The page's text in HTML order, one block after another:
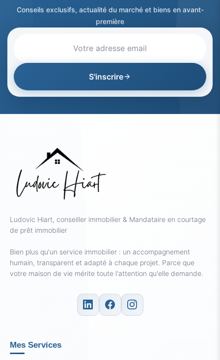
Conseils exclusifs, actualité du marché et biens en avant-
première
S'inscrire
Ludovic Hiart, conseiller immobilier & Mandataire en courtage
de prêt immobilier
Bien plus qu'un service immobilier : un accompagnement
humain, transparent et adapté à chaque projet. Parce que
votre maison de vie mérite toute l'attention qu'elle demande.
Mes Services